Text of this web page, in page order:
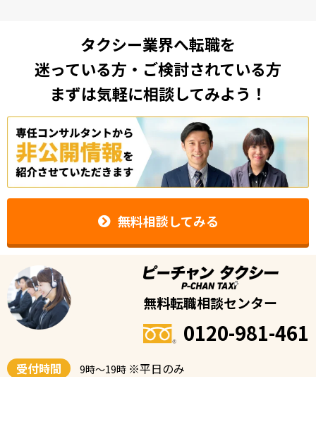
タクシー業界へ転職を
迷っている方・ご検討されている方
まずは気軽に相談してみよう！
無料相談してみる
無料転職相談センター
0120-981-461
受付時間 9時〜19時 ※平日のみ